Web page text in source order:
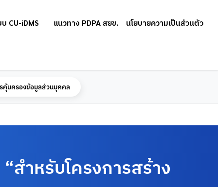
บ CU-iDMS แนวทาง PDPA สยข. นโยบายความเป็นส่วนตัว
คุ้มครองข้อมูลส่วนบุคคล
สำหรับโครงการสร้าง